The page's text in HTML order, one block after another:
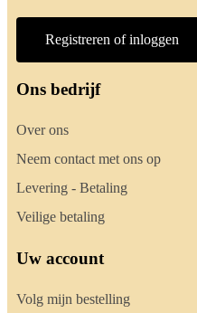
Registreren of inloggen
Ons bedrijf
Over ons
Neem contact met ons op
Levering - Betaling
Veilige betaling
Uw account
Volg mijn bestelling